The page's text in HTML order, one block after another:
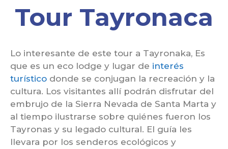
Tour Tayronaca
Lo interesante de este tour a Tayronaka, Es
que es un eco lodge y lugar de interés
turístico donde se conjugan la recreación y la
cultura. Los visitantes allí podrán disfrutar del
embrujo de la Sierra Nevada de Santa Marta y
al tiempo ilustrarse sobre quiénes fueron los
Tayronas y su legado cultural. El guía les
llevara por los senderos ecológicos y